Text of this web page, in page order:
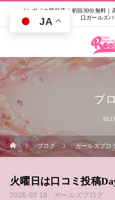
インボイス登録店｜初回30分無料
口ガールズ
ブ
ブログ ガールズブロ
火曜日は口コミ投稿
2025.03.18 ガールズブログ
JA